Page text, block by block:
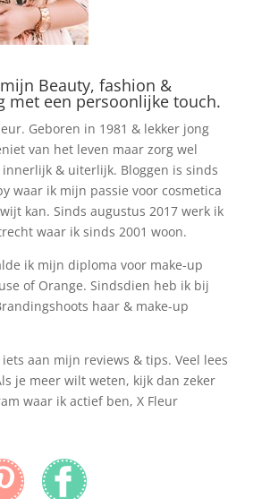
Beauty, fashion &
met een persoonlijke touch.
Geboren in 1981 & lekker jong
van het leven maar zorg wel
& uiterlijk. Bloggen is sinds
waar ik mijn passie voor cosmetica
kan. Sinds augustus 2017 werk ik
waar ik sinds 2001 woon.
ik mijn diploma voor make-up
of Orange. Sindsdien heb ik bij
haar & make-up
aan mijn reviews & tips. Veel lees
je meer wilt weten, kijk dan zeker
waar ik actief ben, X Fleur